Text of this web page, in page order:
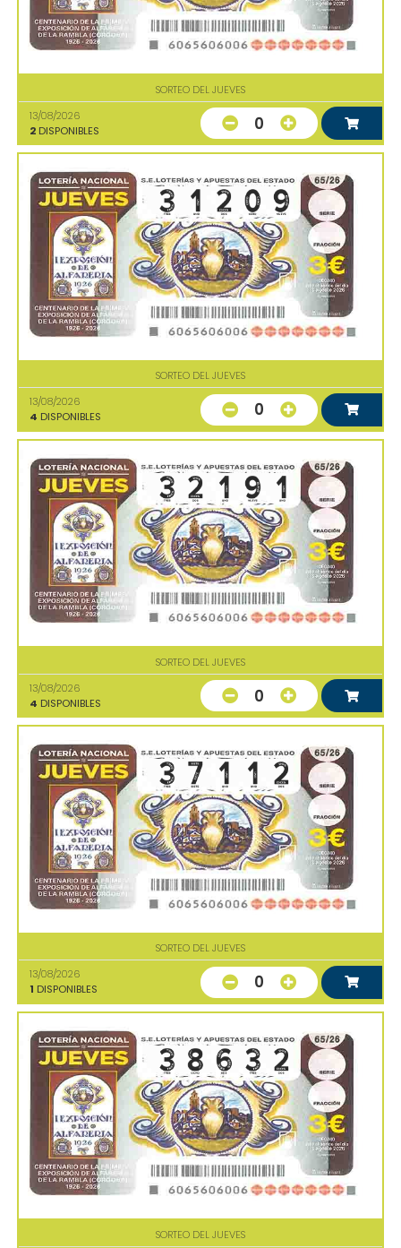
SORTEO DEL JUEVES
13/08/2026
2 DISPONIBLES 0
SORTEO DEL JUEVES
13/08/2026
4 DISPONIBLES 0
SORTEO DEL JUEVES
13/08/2026
4 DISPONIBLES 0
SORTEO DEL JUEVES
13/08/2026
1 DISPONIBLES 0
SORTEO DEL JUEVES